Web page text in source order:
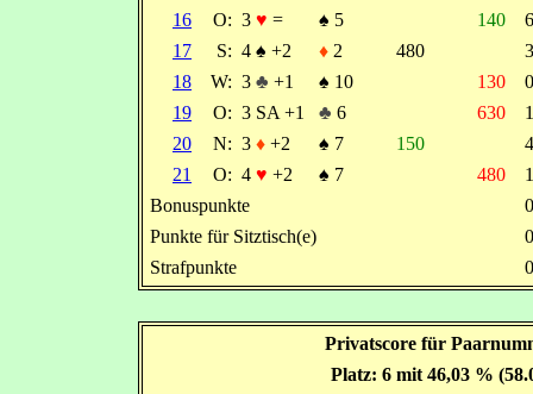
16
O: 3 ♥ = ♠ 5 140
17
S: 4 ♠ +2 ♦ 2 480
18
W: 3 ♣ +1 ♠ 10 130
19
O: 3 SA +1 ♣ 6 630
20
N: 3 ♦ +2 ♠ 7 150
21
O: 4 ♥ +2 ♠ 7 480
Bonuspunkte
Punkte für Sitztisch(e)
Strafpunkte
Privatscore für
Platz: 6 mit 46,03 %